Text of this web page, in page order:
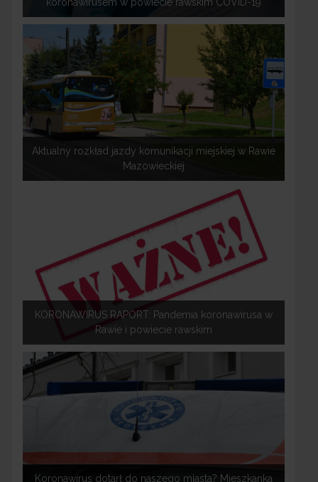
Aktualny rozkład jazdy komunikacji miejskiej w Rawie
Mazowieckiej
KORONAWIRUS RAPORT: Pandemia koronawirusa w
Rawie i powiecie rawskim
Koronawirus dotarł do naszego miasta? Mieszkanka